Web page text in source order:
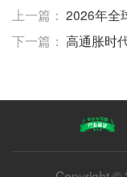
上一篇： ​2026年全
与机遇？
下一篇： 高通胀时